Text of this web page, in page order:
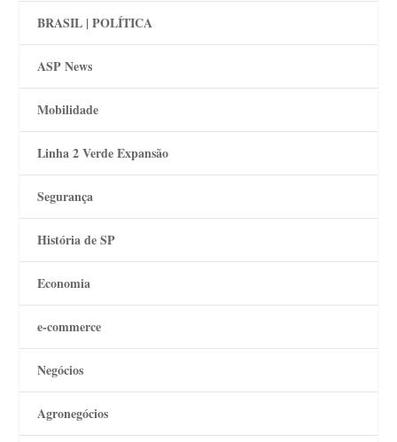
BRASIL | POLÍTICA
ASP News
Mobilidade
Linha 2 Verde Expansão
Segurança
História de SP
Economia
e-commerce
Negócios
Agronegócios